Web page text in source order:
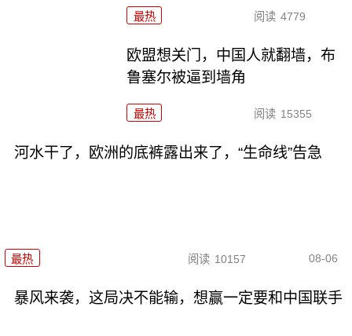
最热 阅读 4779
欧盟想关门，中国人就翻墙，布
鲁塞尔被逼到墙角
最热 阅读 15355
河水干了，欧洲的底裤露出来了，“生命线”告急
最热 阅读 10157 08-06
暴风来袭，这局决不能输，想赢一定要和中国联手